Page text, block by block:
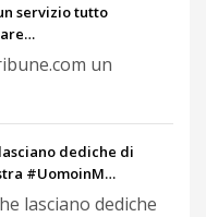
servizio tutto
un
dediche di
#UomoinM…
lasciano dediche